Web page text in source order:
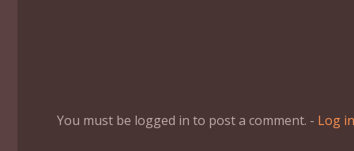
You must be logged in to post a comment. - Log in